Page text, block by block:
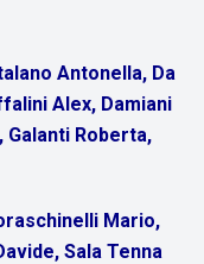
Antonella, Da
Alex, Damiani
Galanti Roberta,
Mario,
Sala Tenna